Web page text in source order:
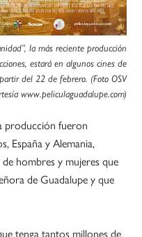
la más reciente producción
estará en algunos cines de
del 22 de febrero. (Foto OSV
www.peliculaguadalupe.com)
producción fueron
España y Alemania,
hombres y mujeres que
de Guadalupe y que
tenga tantos millones de